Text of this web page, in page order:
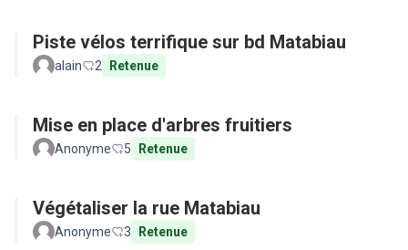
Piste vélos terrifique sur bd Matabiau
alain 2 Retenue
Mise en place d'arbres fruitiers
Anonyme 5 Retenue
Végétaliser la rue Matabiau
Anonyme 3 Retenue